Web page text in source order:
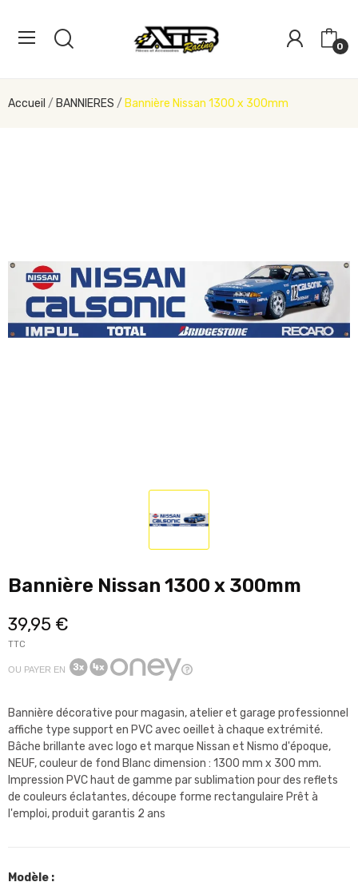
0
Accueil BANNIERES Bannière Nissan 1300 x 300mm
Bannière Nissan 1300 x 300mm
39,95 €
TTC
OU PAYER EN
Bannière décorative pour magasin, atelier et garage professionnel
affiche type support en PVC avec oeillet à chaque extrémité.
Bâche brillante avec logo et marque Nissan et Nismo d'époque,
NEUF, couleur de fond Blanc dimension : 1300 mm x 300 mm.
Impression PVC haut de gamme par sublimation pour des reflets
de couleurs éclatantes, découpe forme rectangulaire Prêt à
l'emploi, produit garantis 2 ans
Modèle :